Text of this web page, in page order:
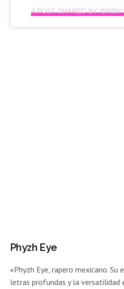
A POST SHARED BY
Phyzh Eye
«Phyzh Eye, rapero mexicano.
letras profundas y la versatilidad